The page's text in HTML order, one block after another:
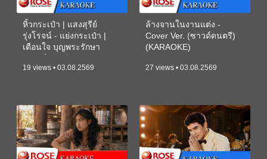
หิ้วกระเป๋า | แสงสุรีย์
รุ่งโรจน์ - แย่งกระเป๋า |
เตือนใจ บุญพระรักษา
19 views • 03.08.2569
ล้างจานในงานแต่ง -
Cover Ver. (ซาวด์ดนตรี)
(KARAOKE)
27 views • 03.08.2569